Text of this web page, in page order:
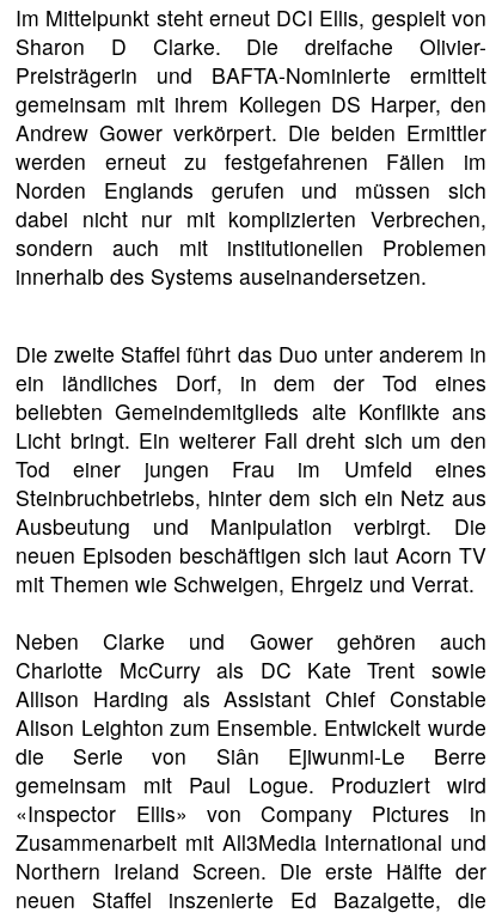
Im Mittelpunkt steht erneut DCI Ellis, gespielt von
Sharon D Clarke. Die dreifache Olivier-
Preisträgerin und BAFTA-Nominierte ermittelt
gemeinsam mit ihrem Kollegen DS Harper, den
Andrew Gower verkörpert. Die beiden Ermittler
werden erneut zu festgefahrenen Fällen im
Norden Englands gerufen und müssen sich
dabei nicht nur mit komplizierten Verbrechen,
sondern auch mit institutionellen Problemen
innerhalb des Systems auseinandersetzen.
Die zweite Staffel führt das Duo unter anderem in
ein ländliches Dorf, in dem der Tod eines
beliebten Gemeindemitglieds alte Konflikte ans
Licht bringt. Ein weiterer Fall dreht sich um den
Tod einer jungen Frau im Umfeld eines
Steinbruchbetriebs, hinter dem sich ein Netz aus
Ausbeutung und Manipulation verbirgt. Die
neuen Episoden beschäftigen sich laut Acorn TV
mit Themen wie Schweigen, Ehrgeiz und Verrat.
Neben Clarke und Gower gehören auch
Charlotte McCurry als DC Kate Trent sowie
Allison Harding als Assistant Chief Constable
Alison Leighton zum Ensemble. Entwickelt wurde
die Serie von Siân Ejiwunmi-Le Berre
gemeinsam mit Paul Logue. Produziert wird
«Inspector Ellis» von Company Pictures in
Zusammenarbeit mit All3Media International und
Northern Ireland Screen. Die erste Hälfte der
neuen Staffel inszenierte Ed Bazalgette, die